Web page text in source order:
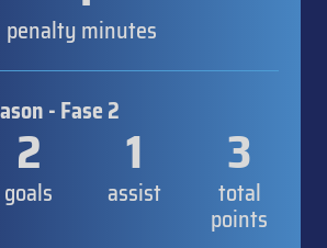
penalty minutes
- Fase 2
2
goals
1
assist
3
total
points